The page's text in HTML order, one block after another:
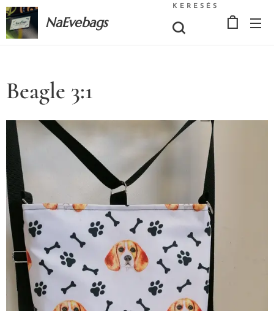
NaEvebags
KERESÉS
Beagle 3:1